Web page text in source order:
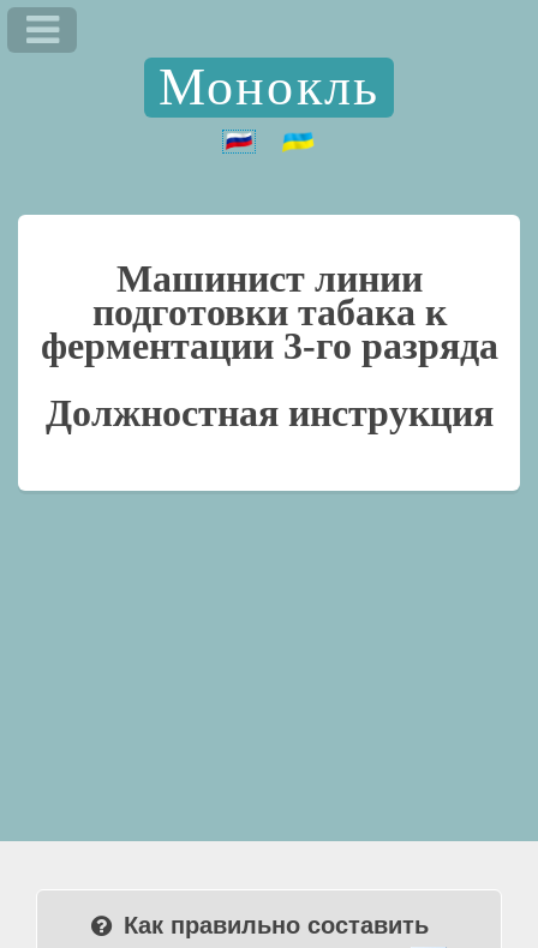
Монокль
Машинист линии
подготовки табака к
ферментации 3-го разряда
Должностная инструкция
Как правильно составить